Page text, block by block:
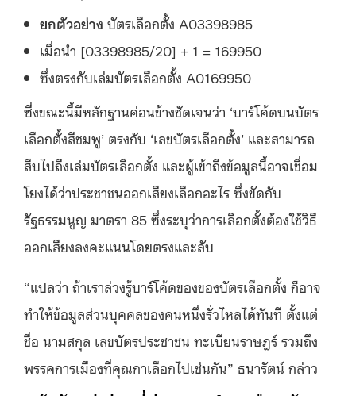
ยกตัวอย่าง บัตรเลือกตั้ง A03398985
เมื่อนำ [03398985/20] + 1 = 169950
ซึ่งตรงกับเล่มบัตรเลือกตั้ง A0169950
ซึ่งขณะนี้มีหลักฐานค่อนข้างชัดเจนว่า ‘บาร์โค้ดบนบัตร
เลือกตั้งสีชมพู’ ตรงกับ ‘เลขบัตรเลือกตั้ง’ และสามารถ
สืบไปถึงเล่มบัตรเลือกตั้ง และผู้เข้าถึงข้อมูลนี้อาจเชื่อม
โยงได้ว่าประชาชนออกเสียงเลือกอะไร ซึ่งขัดกับ
รัฐธรรมนูญ มาตรา 85 ซึ่งระบุว่าการเลือกตั้งต้องใช้วิธี
ออกเสียงลงคะแนนโดยตรงและลับ
“แปลว่า ถ้าเราล่วงรู้บาร์โค้ดของของบัตรเลือกตั้ง ก็อาจ
ทำให้ข้อมูลส่วนบุคคลของคนหนึ่งรั่วไหลได้ทันที ตั้งแต่
ชื่อ นามสกุล เลขบัตรประชาชน ทะเบียนราษฎร์ รวมถึง
พรรคการเมืองที่คุณกาเลือกไปเช่นกัน” ธนารัตน์ กล่าว